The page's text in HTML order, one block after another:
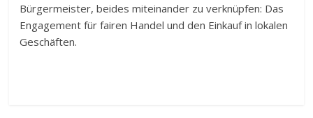
Bürgermeister, beides miteinander zu verknüpfen: Das
Engagement für fairen Handel und den Einkauf in lokalen
Geschäften.